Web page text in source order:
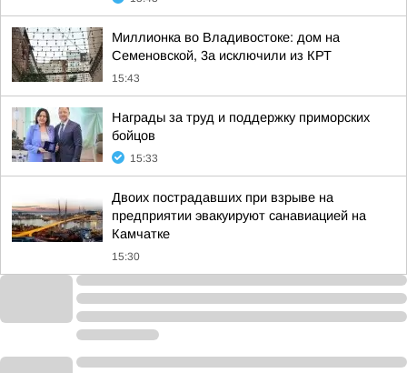
Миллионка во Владивостоке: дом на
Семеновской, 3а исключили из КРТ
15:43
Награды за труд и поддержку приморских
бойцов
15:33
Двоих пострадавших при взрыве на
предприятии эвакуируют санавиацией на
Камчатке
15:30